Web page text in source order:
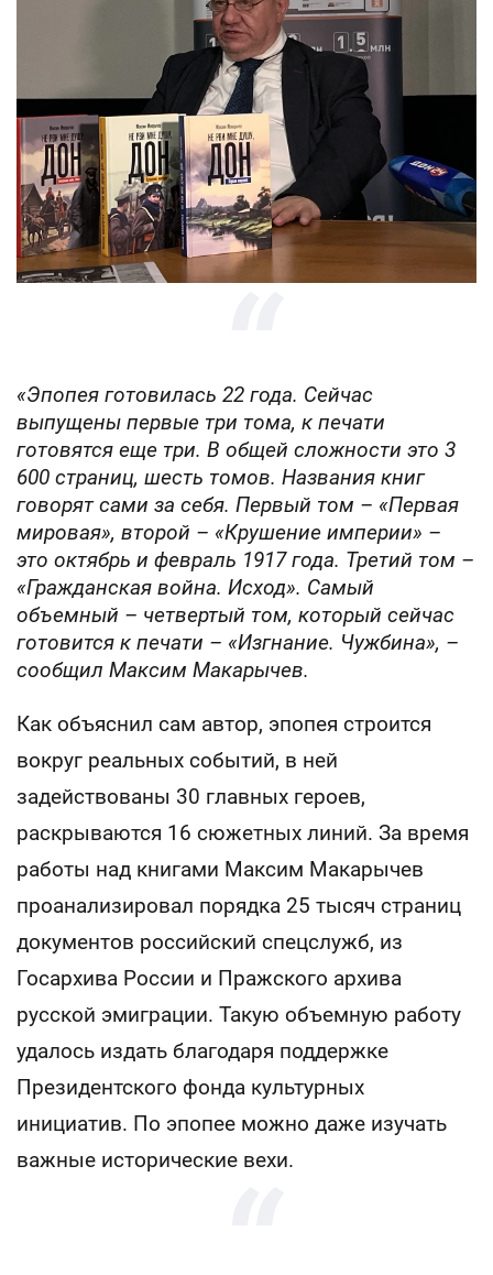
«Эпопея готовилась 22 года. Сейчас
выпущены первые три тома, к печати
готовятся еще три. В общей сложности это 3
600 страниц, шесть томов. Названия книг
говорят сами за себя. Первый том – «Первая
мировая», второй – «Крушение империи» –
это октябрь и февраль 1917 года. Третий том –
«Гражданская война. Исход». Самый
объемный – четвертый том, который сейчас
готовится к печати – «Изгнание. Чужбина», –
сообщил Максим Макарычев.
Как объяснил сам автор, эпопея строится
вокруг реальных событий, в ней
задействованы 30 главных героев,
раскрываются 16 сюжетных линий. За время
работы над книгами Максим Макарычев
проанализировал порядка 25 тысяч страниц
документов российский спецслужб, из
Госархива России и Пражского архива
русской эмиграции. Такую объемную работу
удалось издать благодаря поддержке
Президентского фонда культурных
инициатив. По эпопее можно даже изучать
важные исторические вехи.